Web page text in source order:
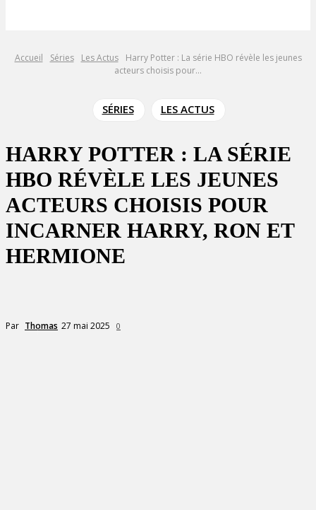
Accueil Séries Les Actus
Harry Potter : La série HBO révèle les jeunes
acteurs choisis pour...
SÉRIES LES ACTUS
HARRY POTTER : LA SÉRIE
HBO RÉVÈLE LES JEUNES
ACTEURS CHOISIS POUR
INCARNER HARRY, RON ET
HERMIONE
Par Thomas 27 mai 2025 0